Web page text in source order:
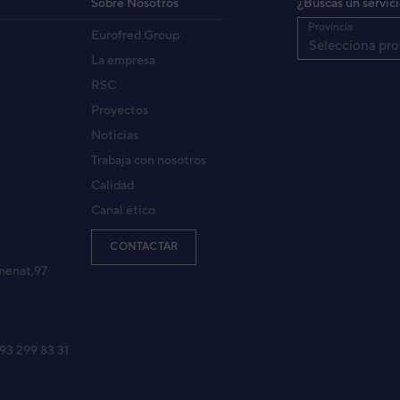
Eurofred Group
La empresa
RSC
Proyectos
Noticias
Trabaja con nosotros
Calidad
Canal ético
299 83 31
CONTACTAR
Selecciona
Provincia